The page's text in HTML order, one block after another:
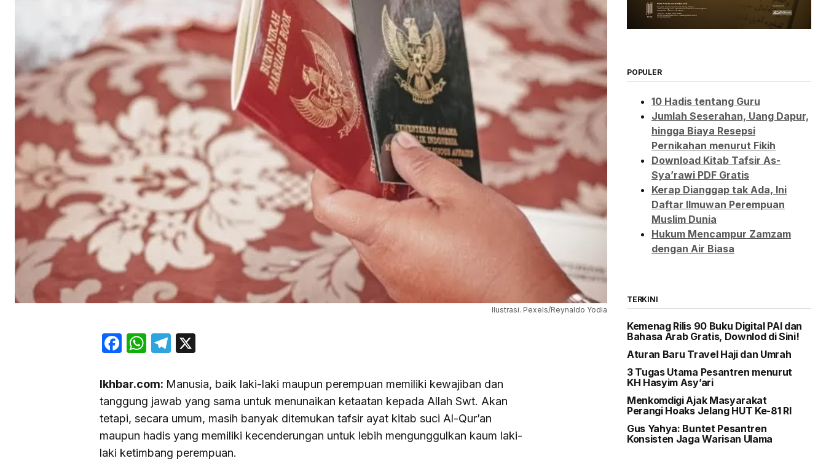
Ilustrasi. Pexels/Reynaldo Yodia
Facebook
WhatsApp
Telegram
Ikhbar.com: Manusia, baik laki-laki maupun perempuan memiliki kewajiban dan
tanggung jawab yang sama untuk menunaikan ketaatan kepada Allah Swt. Akan
tetapi, secara umum, masih banyak ditemukan tafsir ayat kitab suci Al-Qur’an
maupun hadis yang memiliki kecenderungan untuk lebih mengunggulkan kaum laki-
laki ketimbang perempuan.
POPULER
10 Hadis tentang Guru
Jumlah Seserahan, Uang Dapur,
hingga Biaya Resepsi
Pernikahan menurut Fikih
Download Kitab Tafsir As-
Sya’rawi PDF Gratis
Kerap Dianggap tak Ada, Ini
Daftar Ilmuwan Perempuan
Muslim Dunia
Hukum Mencampur Zamzam
dengan Air Biasa
TERKINI
Kemenag Rilis 90 Buku Digital PAI dan
Bahasa Arab Gratis, Downlod di Sini!
Aturan Baru Travel Haji dan Umrah
3 Tugas Utama Pesantren menurut
KH Hasyim Asy’ari
Menkomdigi Ajak Masyarakat
Perangi Hoaks Jelang HUT Ke-81 RI
Gus Yahya: Buntet Pesantren
Konsisten Jaga Warisan Ulama